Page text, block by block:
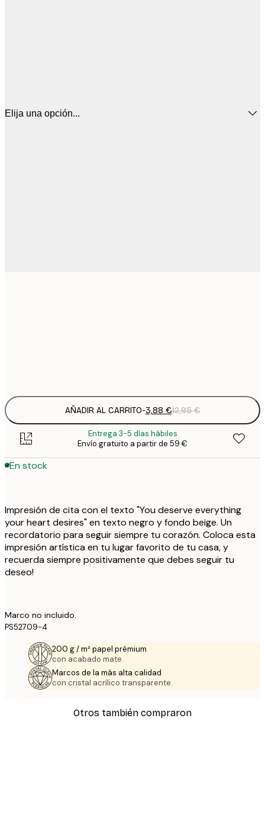
Elija una opción...
AÑADIR AL CARRITO-3,88 €12,95 €
Entrega 3-5 días hábiles
Envío gratuito a partir de 59 €
En stock
Impresión de cita con el texto "You deserve everything
your heart desires" en texto negro y fondo beige. Un
recordatorio para seguir siempre tu corazón. Coloca esta
impresión artística en tu lugar favorito de tu casa, y
recuerda siempre positivamente que debes seguir tu
deseo!
Marco no incluido.
PS52709-4
200 g / m² papel prémium
con acabado mate.
Marcos de la más alta calidad
con cristal acrílico transparente.
Otros también compraron